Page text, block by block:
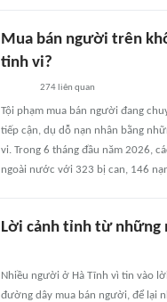
Mua bán người trên
tinh vi?
274liên quan
Tội phạm mua bán người đang
tiếp cận, dụ dỗ nạn nhân bằng
vi. Trong 6 tháng đầu năm 2026,
ngoài nước với 323 bị can, 146
Lời cảnh tỉnh từ những
Nhiều người ở Hà Tĩnh vì tin vào
đường dây mua bán người, để lại